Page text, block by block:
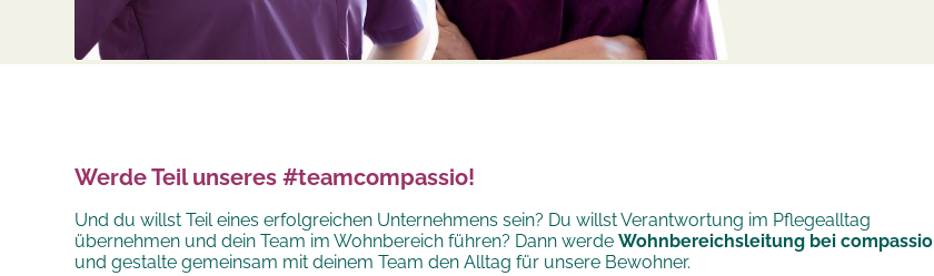
Werde Teil unseres #teamcompassio!
Und du willst Teil eines erfolgreichen Unternehmens sein? Du willst Verantwortung im Pflegealltag
übernehmen und dein Team im Wohnbereich führen? Dann werdeWohnbereichsleitung bei compassio
und gestalte gemeinsam mit deinem Team den Alltag für unsere Bewohner.